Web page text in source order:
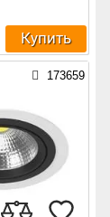
Купить
173659